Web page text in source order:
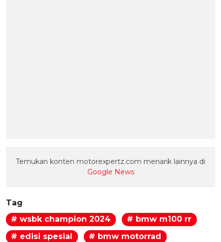
Temukan konten motorexpertz.com menarik lainnya di
Google News
Tag
# wsbk champion 2024
# bmw m100 rr
# edisi spesial
# bmw motorrad